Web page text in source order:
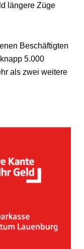
längere Züge
Beschäftigten
5.000
als zwei weitere